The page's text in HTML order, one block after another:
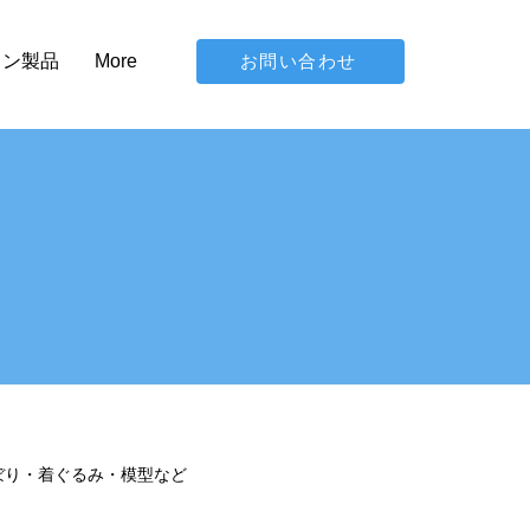
製品 More お問い合わせ
り・着ぐるみ・模型など